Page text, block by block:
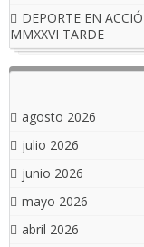
DEPORTE EN
MMXXVI TARDE
agosto 2026
julio 2026
junio 2026
mayo 2026
abril 2026